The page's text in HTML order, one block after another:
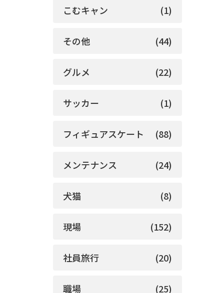
こむキャン (1)
その他 (44)
グルメ (22)
サッカー (1)
フィギュアスケート (88)
メンテナンス (24)
犬猫 (8)
現場 (152)
社員旅行 (20)
職場 (25)